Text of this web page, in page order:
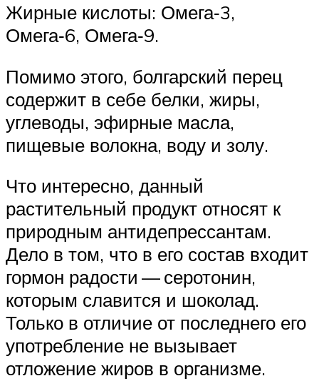
Жирные кислоты: Омега‑3,
Омега‑6, Омега‑9.
Помимо этого, болгарский перец
содержит в себе белки, жиры,
углеводы, эфирные масла,
пищевые волокна, воду и золу.
Что интересно, данный
растительный продукт относят к
природным антидепрессантам.
Дело в том, что в его состав входит
гормон радости — серотонин,
которым славится и шоколад.
Только в отличие от последнего его
употребление не вызывает
отложение жиров в организме.